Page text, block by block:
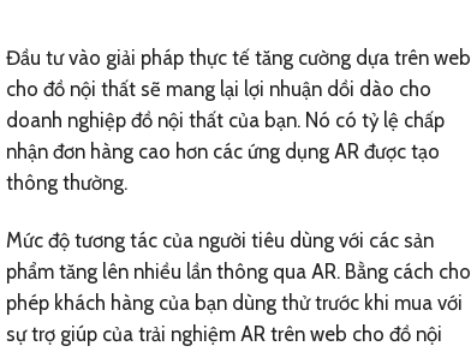
Đầu tư vào giải pháp thực tế tăng cường dựa trên web
cho đồ nội thất sẽ mang lại lợi nhuận dồi dào cho
doanh nghiệp đồ nội thất của bạn. Nó có tỷ lệ chấp
nhận đơn hàng cao hơn các ứng dụng AR được tạo
thông thường.
Mức độ tương tác của người tiêu dùng với các sản
phẩm tăng lên nhiều lần thông qua AR. Bằng cách cho
phép khách hàng của bạn dùng thử trước khi mua với
sự trợ giúp của trải nghiệm AR trên web cho đồ nội